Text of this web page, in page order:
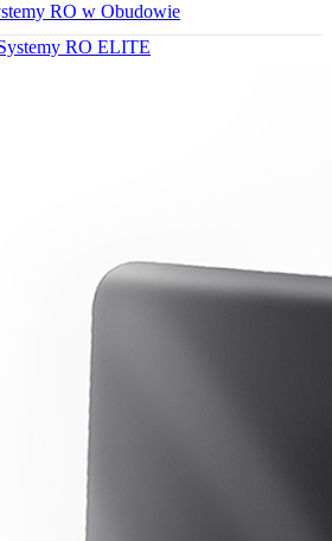
RO w Obudowie
RO ELITE